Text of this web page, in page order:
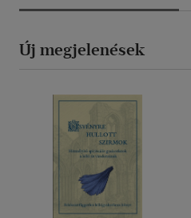
Új megjelenések